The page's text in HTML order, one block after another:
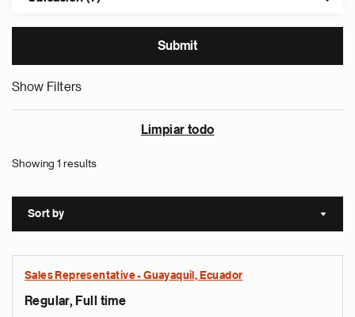
Show Filters
Limpiar todo
Showing 1 results
Sort by Sort
Sales Representative - Guayaquil, Ecuador
Regular, Full time